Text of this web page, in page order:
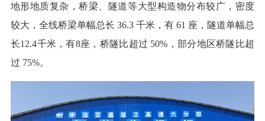
地形地质复杂，桥梁、隧道等大型构造物分布较广，密度
较大，全线桥梁单幅总长 36.3 千米，有 61 座，隧道单幅总
长12.4千米，有8座，桥隧比超过 50%，部分地区桥隧比超
过 75%。